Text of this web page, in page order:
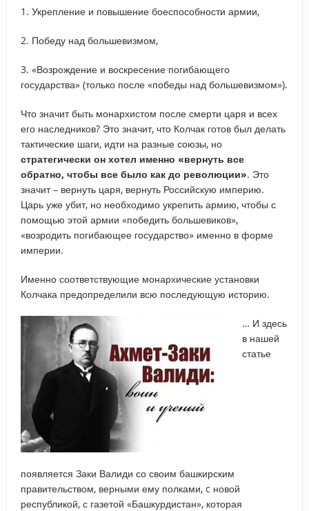
1. Укрепление и повышение боеспособности армии,
2. Победу над большевизмом,
3. «Возрождение и воскресение погибающего
государства» (только после «победы над большевизмом»).
Что значит быть монархистом после смерти царя и всех
его наследников? Это значит, что Колчак готов был делать
тактические шаги, идти на разные союзы, но
стратегически он хотел именно «вернуть все
обратно, чтобы все было как до революции». Это
значит – вернуть царя, вернуть Российскую империю.
Царь уже убит, но необходимо укрепить армию, чтобы с
помощью этой армии «победить большевиков»,
«возродить погибающее государство» именно в форме
империи.
Именно соответствующие монархические установки
Колчака предопределили всю последующую историю.
… И здесь
в нашей
статье
появляется Заки Валиди со своим башкирским
правительством, верными ему полками, c новой
республикой, с газетой «Башкурдистан», которая